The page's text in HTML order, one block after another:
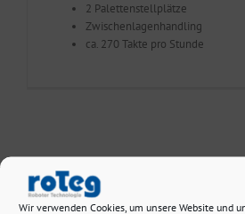
Wir verwenden Cookies, um unsere Website und
2 Palettenstellplätze
Zwischenlagenhandling
ca. 270 Takte pro Stunde